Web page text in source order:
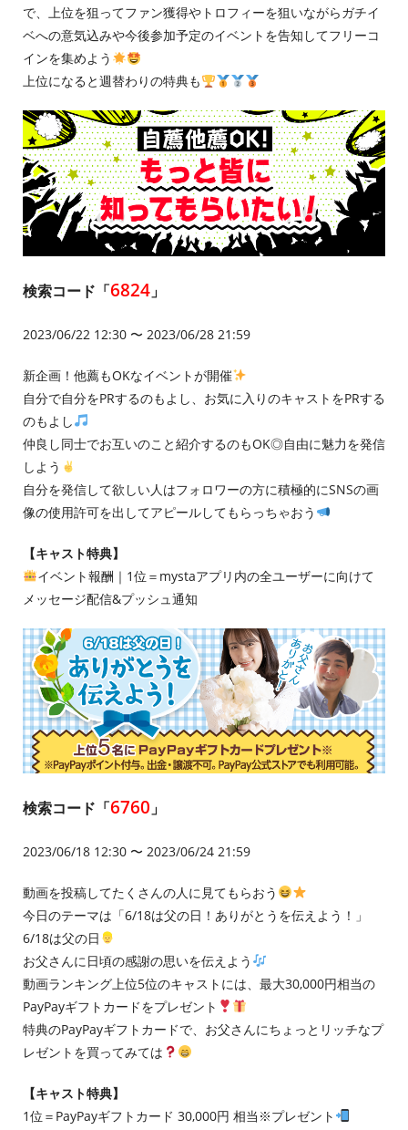
で、上位を狙ってファン獲得やトロフィーを狙いながらガチイ
ベへの意気込みや今後参加予定のイベントを告知してフリーコ
インを集めよう
上位になると週替わりの特典も
検索コード「6824 」
2023/06/22 12:30 〜 2023/06/28 21:59
新企画！他薦もOKなイベントが開催
自分で自分をPRするのもよし、お気に入りのキャストをPRする
のもよし
仲良し同士でお互いのこと紹介するのもOK◎自由に魅力を発信
しよう
自分を発信して欲しい人はフォロワーの方に積極的にSNSの画
像の使用許可を出してアピールしてもらっちゃおう
【キャスト特典】
イベント報酬｜1位＝mystaアプリ内の全ユーザーに向けて
メッセージ配信&プッシュ通知
検索コード「6760 」
2023/06/18 12:30 〜 2023/06/24 21:59
動画を投稿してたくさんの人に見てもらおう
今日のテーマは「6/18は父の日！ありがとうを伝えよう！」
6/18は父の日
お父さんに日頃の感謝の思いを伝えよう
動画ランキング上位5位のキャストには、最大30,000円相当の
PayPayギフトカードをプレゼント
特典のPayPayギフトカードで、お父さんにちょっとリッチなプ
レゼントを買ってみては
【キャスト特典】
1位＝PayPayギフトカード 30,000円 相当※プレゼント